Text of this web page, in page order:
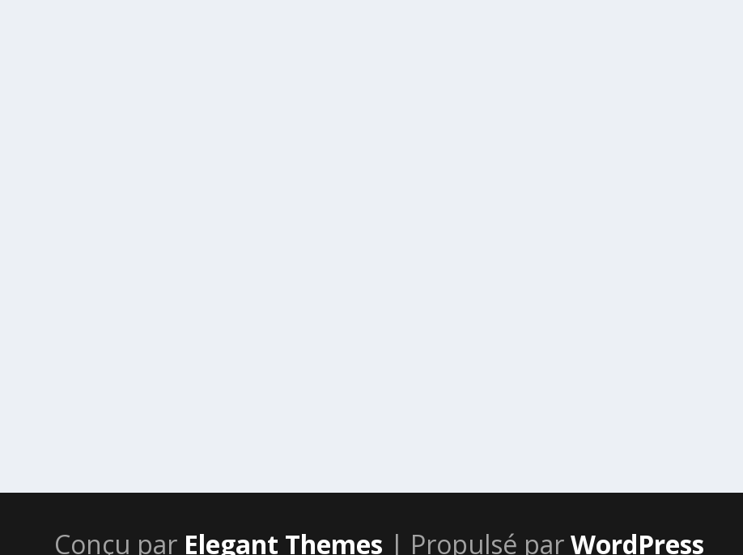
Conçu par Elegant Themes | Propulsé parWordPress